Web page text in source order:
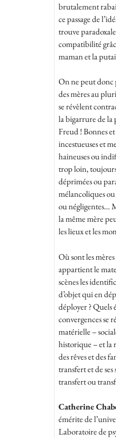
brutalement
ce passage de
trouve
compatibilité
maman et la
On ne peut donc
des mères au
se révèlent
la bigarrure de la
Freud ! Bonnes et
incestueuses et
haineuses ou
trop loin,
déprimées ou
mélancoliques ou
ou négligentes…
la même mère
les lieux et les
Où sont les
appartient le
scènes les
d’objet qui en
déployer ? Quels
convergences se
matérielle –
historique – et la
des rêves et des
transfert et de ses
transfert ou
Catherine
émérite de
Laboratoire de